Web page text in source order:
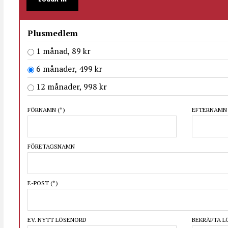
Plusmedlem
1 månad, 89 kr
6 månader, 499 kr
12 månader, 998 kr
FÖRNAMN (*) EFTERNAMN
FÖRETAGSNAMN
E-POST (*)
EV. NYTT LÖSENORD BEKRÄFTA